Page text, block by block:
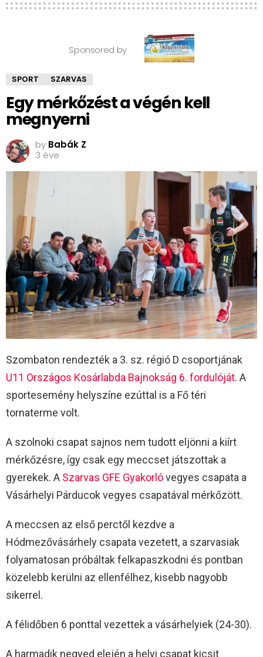
Sponsored by
SPORT SZARVAS
Egy mérkőzést a végén kell
megnyerni
by Babák Z
3 éve
Szombaton rendezték a 3. sz. régió D csoportjának
U11 Országos Kosárlabda Bajnokság 6. fordulóját. A
sportesemény helyszíne ezúttal is a Fő téri
tornaterme volt.
A szolnoki csapat sajnos nem tudott eljönni a kiírt
mérkőzésre, így csak egy meccset játszottak a
gyerekek. A Szarvas GFE Gyakorlóvegyes csapata a
Vásárhelyi Párducok vegyes csapatával mérkőzött.
A meccsen az első perctől kezdve a
Hódmezővásárhely csapata vezetett, a szarvasiak
folyamatosan próbáltak felkapaszkodni és pontban
közelebb kerülni az ellenfélhez, kisebb nagyobb
sikerrel.
A félidőben 6 ponttal vezettek a vásárhelyiek (24-30).
A harmadik negyed elején a helyi csapat kicsit